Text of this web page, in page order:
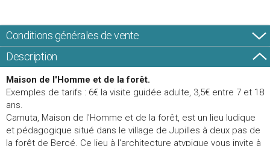
Conditions générales de vente
Description
Maison de l'Homme et de la forêt.
Exemples de tarifs : 6€ la visite guidée adulte, 3,5€ entre 7 et 18
ans.
Carnuta, Maison de l'Homme et de la forêt, est un lieu ludique
et pédagogique situé dans le village de Jupilles à deux pas de
la forêt de Bercé. Ce lieu à l'architecture atypique vous invite à